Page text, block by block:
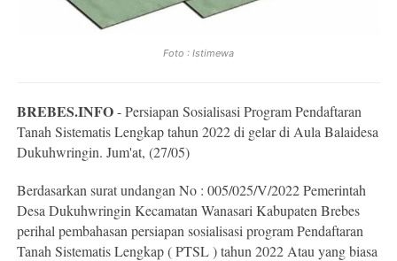
Foto : Istimewa
BREBES.INFO- Persiapan Sosialisasi Program Pendaftaran
Tanah Sistematis Lengkap tahun 2022 di gelar di Aula Balaidesa
Dukuhwringin. Jum'at, (27/05)
Berdasarkan surat undangan No : 005/025/V/2022 Pemerintah
Desa Dukuhwringin Kecamatan Wanasari Kabupaten Brebes
perihal pembahasan persiapan sosialisasi program Pendaftaran
Tanah Sistematis Lengkap ( PTSL ) tahun 2022 Atau yang biasa